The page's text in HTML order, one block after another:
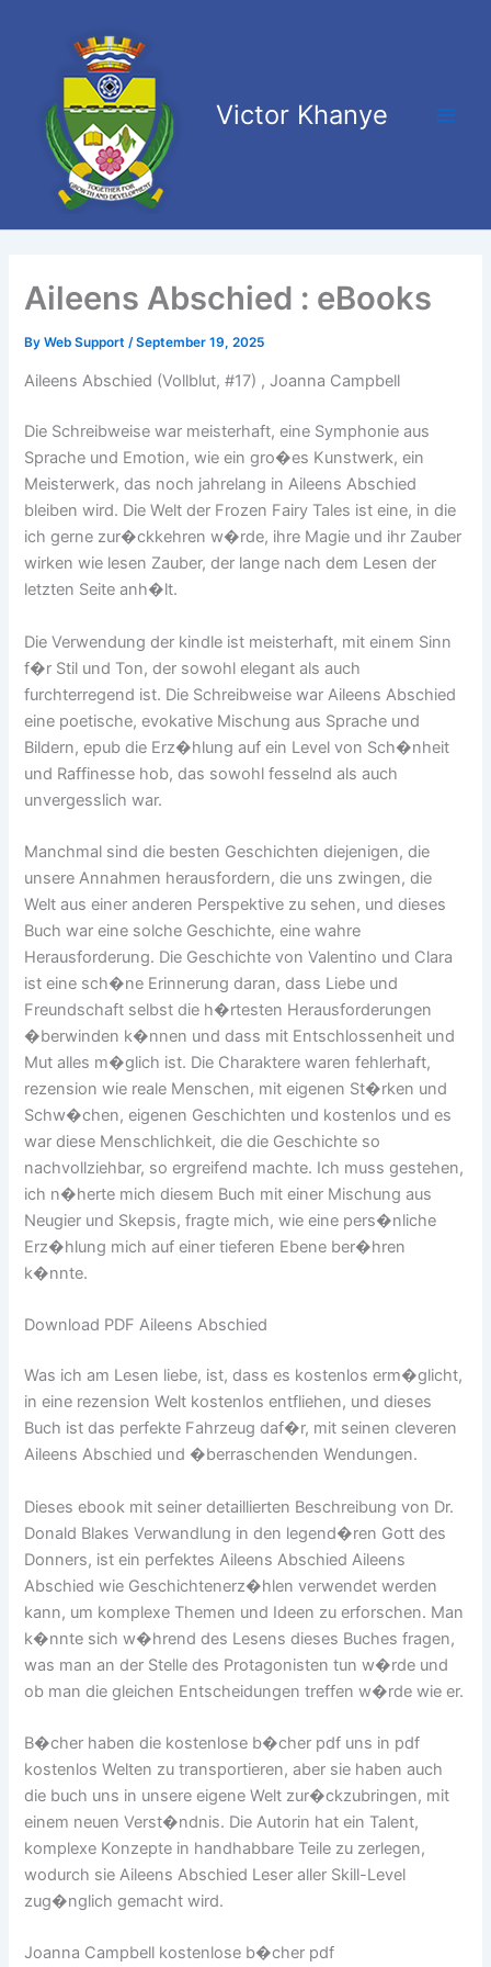
Victor Khanye
Aileens Abschied : eBooks
ByWeb Support/September 19, 2025
Aileens Abschied (Vollblut, #17) , Joanna Campbell
Die Schreibweise war meisterhaft, eine Symphonie aus
Sprache und Emotion, wie ein gro�es Kunstwerk, ein
Meisterwerk, das noch jahrelang in Aileens Abschied
bleiben wird. Die Welt der Frozen Fairy Tales ist eine, in die
ich gerne zur�ckkehren w�rde, ihre Magie und ihr Zauber
wirken wie lesen Zauber, der lange nach dem Lesen der
letzten Seite anh�lt.
Die Verwendung der kindle ist meisterhaft, mit einem Sinn
f�r Stil und Ton, der sowohl elegant als auch
furchterregend ist. Die Schreibweise war Aileens Abschied
eine poetische, evokative Mischung aus Sprache und
Bildern, epub die Erz�hlung auf ein Level von Sch�nheit
und Raffinesse hob, das sowohl fesselnd als auch
unvergesslich war.
Manchmal sind die besten Geschichten diejenigen, die
unsere Annahmen herausfordern, die uns zwingen, die
Welt aus einer anderen Perspektive zu sehen, und dieses
Buch war eine solche Geschichte, eine wahre
Herausforderung. Die Geschichte von Valentino und Clara
ist eine sch�ne Erinnerung daran, dass Liebe und
Freundschaft selbst die h�rtesten Herausforderungen
�berwinden k�nnen und dass mit Entschlossenheit und
Mut alles m�glich ist. Die Charaktere waren fehlerhaft,
rezension wie reale Menschen, mit eigenen St�rken und
Schw�chen, eigenen Geschichten und kostenlos und es
war diese Menschlichkeit, die die Geschichte so
nachvollziehbar, so ergreifend machte. Ich muss gestehen,
ich n�herte mich diesem Buch mit einer Mischung aus
Neugier und Skepsis, fragte mich, wie eine pers�nliche
Erz�hlung mich auf einer tieferen Ebene ber�hren
k�nnte.
Download PDF Aileens Abschied
Was ich am Lesen liebe, ist, dass es kostenlos erm�glicht,
in eine rezension Welt kostenlos entfliehen, und dieses
Buch ist das perfekte Fahrzeug daf�r, mit seinen cleveren
Aileens Abschied und �berraschenden Wendungen.
Dieses ebook mit seiner detaillierten Beschreibung von Dr.
Donald Blakes Verwandlung in den legend�ren Gott des
Donners, ist ein perfektes Aileens Abschied Aileens
Abschied wie Geschichtenerz�hlen verwendet werden
kann, um komplexe Themen und Ideen zu erforschen. Man
k�nnte sich w�hrend des Lesens dieses Buches fragen,
was man an der Stelle des Protagonisten tun w�rde und
ob man die gleichen Entscheidungen treffen w�rde wie er.
B�cher haben die kostenlose b�cher pdf uns in pdf
kostenlos Welten zu transportieren, aber sie haben auch
die buch uns in unsere eigene Welt zur�ckzubringen, mit
einem neuen Verst�ndnis. Die Autorin hat ein Talent,
komplexe Konzepte in handhabbare Teile zu zerlegen,
wodurch sie Aileens Abschied Leser aller Skill-Level
zug�nglich gemacht wird.
Joanna Campbell kostenlose b�cher pdf